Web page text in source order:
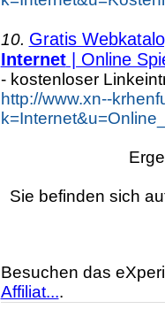
10. Gratis
Internet| Online
- kostenloser
http://www.xn--
Sie befinden sich
Besuchen das
Affiliat....